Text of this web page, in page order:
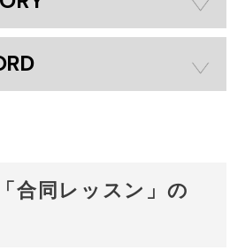
合同レッスン」の